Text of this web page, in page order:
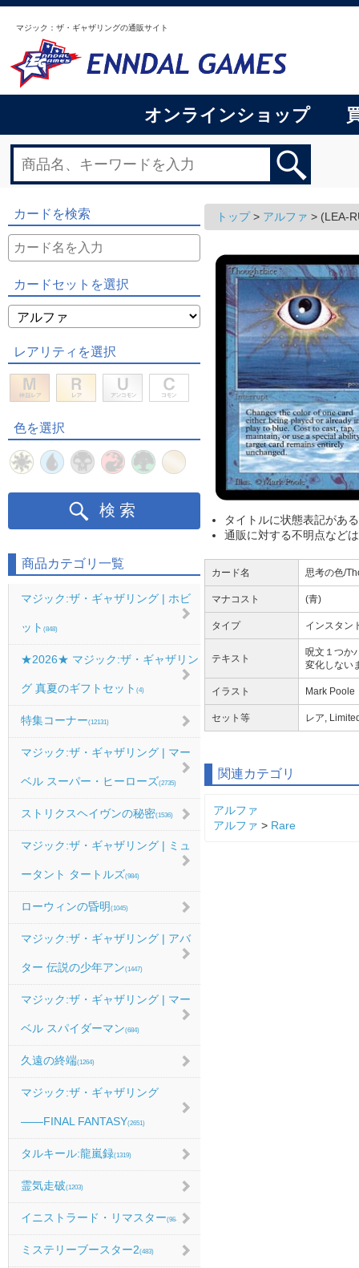
マジック：ザ・ギャザリングの通販サイト
オンラインショップ
カードを検索
カードセットを選択
レアリティを選択
色を選択
検索
商品カテゴリ一覧
マジック:ザ・ギャザリング | ホビ
ット (848)
★2026★ マジック:ザ・ギャザリン
グ 真夏のギフトセット (4)
特集コーナー(12131)
マジック:ザ・ギャザリング | マー
ベル スーパー・ヒーローズ(2735)
ストリクスヘイヴンの秘密(1536)
マジック:ザ・ギャザリング | ミュ
ータント タートルズ(984)
ローウィンの昏明 (1045)
マジック:ザ・ギャザリング | アバ
ター 伝説の少年アン(1447)
マジック:ザ・ギャザリング | マー
ベル スパイダーマン(684)
久遠の終端(1264)
マジック:ザ・ギャザリング
――FINAL FANTASY(2651)
タルキール:龍嵐録(1319)
霊気走破(1203)
イニストラード・リマスター(984)
ミステリーブースター2(483)
トップ> アルファ > (LEA-
タイトルに状態表記があ
通販に対する不明点などは
カード名 思考の色/
マナコスト (青)
タイプ インスタン
テキスト
呪文１つか
変化しない
イラスト Mark Poole
セット等 レア,
関連カテゴリ
アルファ
アルファ > Rare